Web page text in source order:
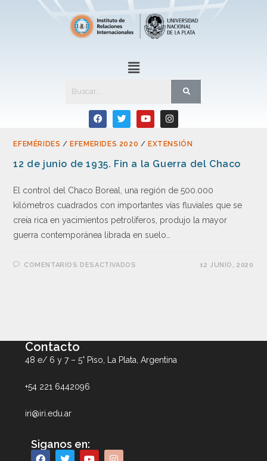
EFEMÉRIDES / EFEMERIDES 2020 / EXTENSIÓN
12 de junio de 1935. Fin a la Guerra del Chaco
El control del Chaco Boreal, una región de 500.000
kilómetros cuadrados con importantes vías fluviales que se
creía rica en yacimientos petrolíferos, produjo la mayor
guerra contemporánea librada en suelo…
COMENTARIOS DESACTIVADOS 12 JUNIO, 2020
Contacto
48 e/ 6 y 7 – 5° Piso, La Plata, Argentina
+54 221 6442096
iri@iri.edu.ar
Siganos en: